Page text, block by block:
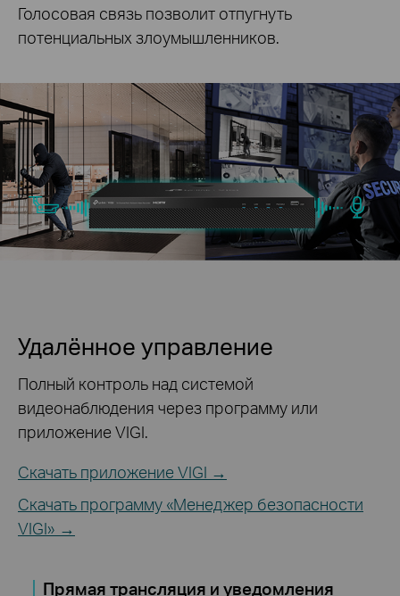
Голосовая связь позволит отпугнуть
потенциальных злоумышленников.
Удалённое управление
Полный контроль над системой
видеонаблюдения через программу или
приложение VIGI.
Скачать приложение VIGI →
Скачать программу «Менеджер безопасности
VIGI» →
Прямая трансляция и уведомления